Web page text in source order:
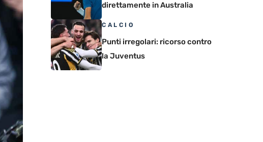
direttamente in Australia
CALCIO
Punti irregolari: ricorso contro
la Juventus